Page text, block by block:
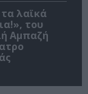
λαϊκά
του
Αμπαζή